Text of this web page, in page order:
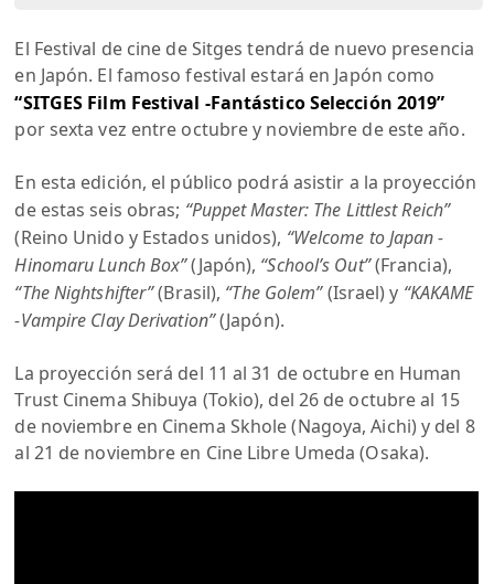
El Festival de cine de Sitges tendrá de nuevo presencia
en Japón. El famoso festival estará en Japón como
“SITGES Film Festival -Fantástico Selección 2019”
por sexta vez entre octubre y noviembre de este año.
En esta edición, el público podrá asistir a la proyección
de estas seis obras; “Puppet Master: The Littlest Reich”
(Reino Unido y Estados unidos), “Welcome to Japan -
Hinomaru Lunch Box”(Japón), “School’s Out”(Francia),
“The Nightshifter”(Brasil), “The Golem”(Israel) y “KAKAME
-Vampire Clay Derivation”(Japón).
La proyección será del 11 al 31 de octubre en Human
Trust Cinema Shibuya (Tokio), del 26 de octubre al 15
de noviembre en Cinema Skhole (Nagoya, Aichi) y del 8
al 21 de noviembre en Cine Libre Umeda (Osaka).